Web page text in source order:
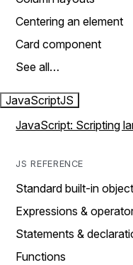
Centering an element
Card component
See all…
JavaScriptJS
JavaScript: Scripting
JS REFERENCE
Standard built-in
Expressions &
Statements &
Functions